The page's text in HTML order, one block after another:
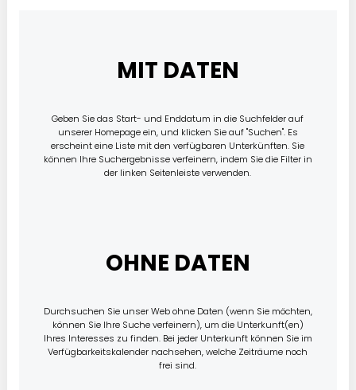
MIT DATEN
Geben Sie das Start- und Enddatum in die Suchfelder auf
unserer Homepage ein, und klicken Sie auf "Suchen". Es
erscheint eine Liste mit den verfügbaren Unterkünften. Sie
können Ihre Suchergebnisse verfeinern, indem Sie die Filter in
der linken Seitenleiste verwenden.
OHNE DATEN
Durchsuchen Sie unser Web ohne Daten (wenn Sie möchten,
können Sie Ihre Suche verfeinern), um die Unterkunft(en)
Ihres Interesses zu finden. Bei jeder Unterkunft können Sie im
Verfügbarkeitskalender nachsehen, welche Zeiträume noch
frei sind.